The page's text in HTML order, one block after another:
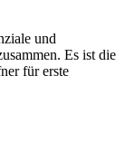
und
Es ist die
für erste